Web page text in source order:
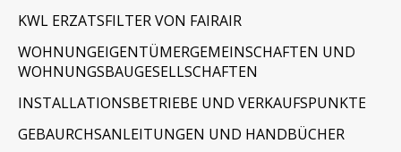
KWL ERZATSFILTER VON FAIRAIR
WOHNUNGEIGENTÜMERGEMEINSCHAFTEN UND
WOHNUNGSBAUGESELLSCHAFTEN
INSTALLATIONSBETRIEBE UND VERKAUFSPUNKTE
GEBAURCHSANLEITUNGEN UND HANDBÜCHER